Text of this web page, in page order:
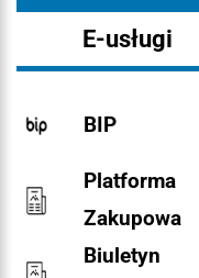
E-usługi
BIP
Platforma
Zakupowa
Biuletyn